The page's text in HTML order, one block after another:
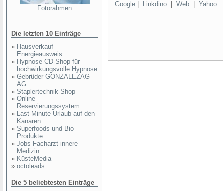
Fotorahmen
Die letzten 10 Einträge
» Hausverkauf
Energieausweis
» Hypnose-CD-Shop für
hochwirkungsvolle Hypnose
» Gebrüder GONZALEZAG
AG
» Staplertechnik-Shop
» Online
Reservierungssystem
» Last-Minute Urlaub auf den
Kanaren
» Superfoods und Bio
Produkte
» Jobs Facharzt innere
Medizin
» KüsteMedia
» octoleads
Die 5 beliebtesten Einträge
Google
Linkdino Web Yahoo